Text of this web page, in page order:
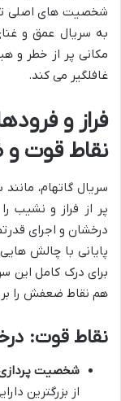
شخصیت های اصلی
به سریال عمق و
مکانی پر از خطر و
غافلگیر می کند.
فراز و
نقاط قوت
سریال گاتهام،
پر از فراز و نشیب
درخشان و اجرای
پایانی با چالش
برای درک کامل این
هم نقاط ضعفش را
نقاط قوت:
شخصیت پردازی
از بزرگترین